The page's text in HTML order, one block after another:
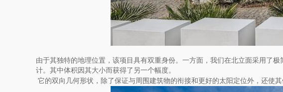
由于其独特的地理位置，该项目具有双重身份。一方面，我们在北立面采用了
计。其中体积因其大小而获得了另一个幅度。
它的双向几何形状，除了保证与周围建筑物的衔接和更好的太阳定位外，还使